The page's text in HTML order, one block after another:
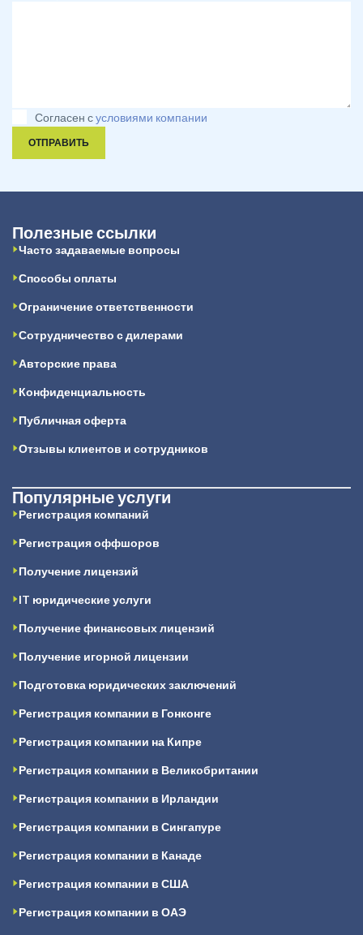
Согласен сусловиями компании
ОТПРАВИТЬ
Полезные ссылки
Часто задаваемые вопросы
Способы оплаты
Ограничение ответственности
Сотрудничество с дилерами
Авторские права
Конфиденциальность
Публичная оферта
Отзывы клиентов и сотрудников
Популярные услуги
Регистрация компаний
Регистрация оффшоров
Получение лицензий
IT юридические услуги
Получение финансовых лицензий
Получение игорной лицензии
Подготовка юридических заключений
Регистрация компании в Гонконге
Регистрация компании на Кипре
Регистрация компании в Великобритании
Регистрация компании в Ирландии
Регистрация компании в Сингапуре
Регистрация компании в Канаде
Регистрация компании в США
Регистрация компании в ОАЭ